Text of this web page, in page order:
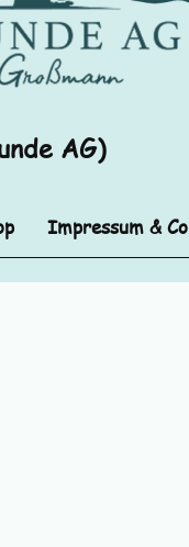
AG)
Impressum & Co